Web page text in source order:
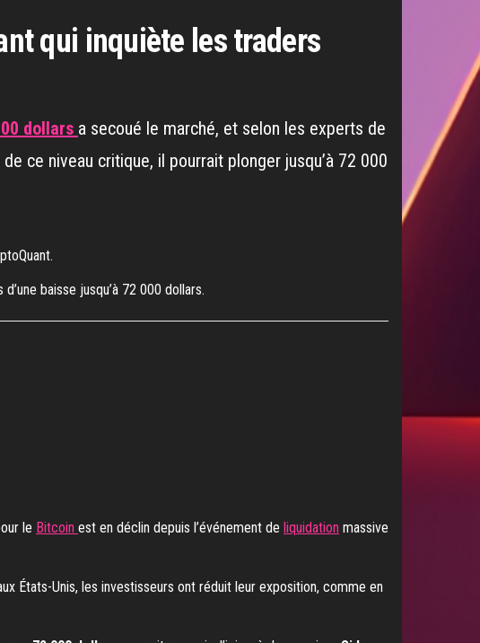
qui inquiète les traders
dollars a secoué le marché, et selon les experts de
ce niveau critique, il pourrait plonger jusqu’à 72 000
baisse jusqu’à 72 000 dollars.
le Bitcoin est en déclin depuis l’événement de liquidation massive
États-Unis, les investisseurs ont réduit leur exposition, comme en